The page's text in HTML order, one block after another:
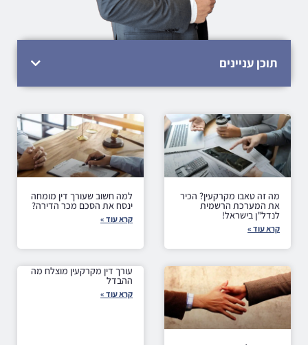
תוכן עניינים
מה זה טאבו מקרקעין? הכיר
את המערכת הרשמית
לנדל"ן בישראל!
קרא עוד »
למה חשוב שעורך דין מומחה
ינסח את הסכם מכר הדירה?
קרא עוד »
עורך דין מקרקעין מוצלח מה
ההבדל
קרא עוד »